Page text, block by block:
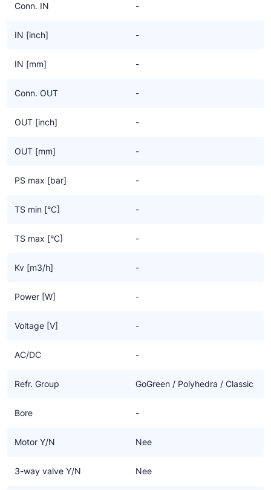
Conn. IN -
IN [inch] -
IN [mm] -
Conn. OUT -
OUT [inch] -
OUT [mm] -
PS max [bar] -
TS min [°C] -
TS max [°C] -
Kv [m3/h] -
Power [W] -
Voltage [V] -
AC/DC -
Refr. Group GoGreen / Polyhedra / Classic
Bore -
Motor Y/N Nee
3-way valve Y/N Nee